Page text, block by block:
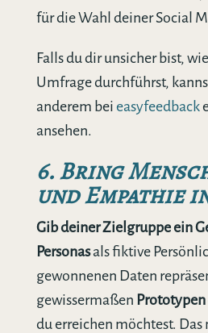
für die Wahl deiner Social
Falls du dir unsicher bist,
Umfrage durchführst,
anderem bei easyfeedback
ansehen.
6. Bring
und Empathie
Gib deiner Zielgruppe ein
Personasals fiktive
gewonnenen Daten
gewissermaßen Prototypen
du erreichen möchtest.